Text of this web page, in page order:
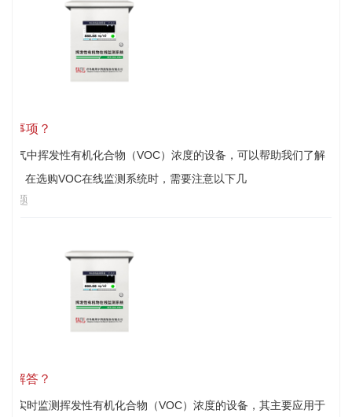
事项？
气中挥发性有机化合物（VOC）浓度的设备，可以帮助我们了解
。在选购VOC在线监测系统时，需要注意以下几
问题
解答？
实时监测挥发性有机化合物（VOC）浓度的设备，其主要应用于